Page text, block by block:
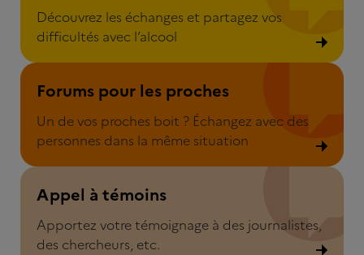
Découvrez les échanges et partagez vos
difficultés avec l’alcool
Forums pour les proches
Un de vos proches boit ? Échangez avec des
personnes dans la même situation
Forum pour les proches
Appel à témoins
Apportez votre témoignage à des journalistes,
des chercheurs, etc.
Appel à témoins